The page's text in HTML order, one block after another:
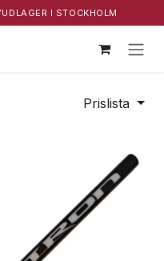
I STOCKHOLM
Prislista